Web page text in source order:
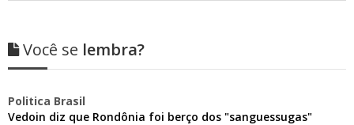
Você se lembra?
Politica Brasil
Vedoin diz que Rondônia foi berço dos "sanguessugas"